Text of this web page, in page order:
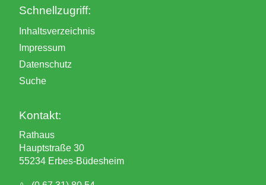
Schnellzugriff:
Inhaltsverzeichnis
Impressum
Datenschutz
Suche
Kontakt:
Rathaus
Hauptstraße 30
55234 Erbes-Büdesheim